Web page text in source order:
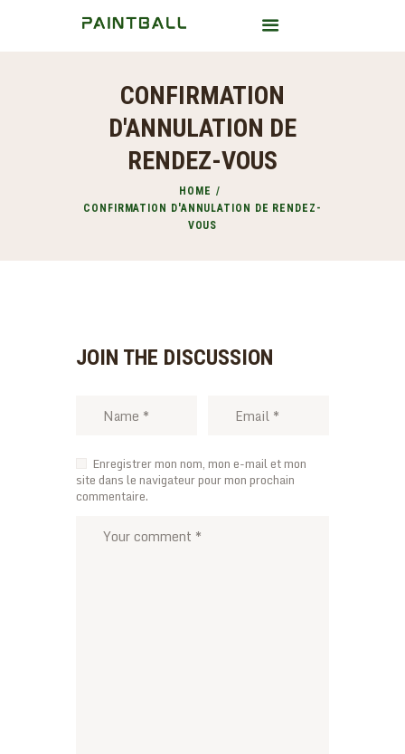
CONFIRMATION
D'ANNULATION DE
RENDEZ-VOUS
HOME
CONFIRMATION D'ANNULATION DE RENDEZ-
VOUS
HOME
JOIN THE DISCUSSION
Enregistrer mon nom, mon e-mail et mon
site dans le navigateur pour mon prochain
commentaire.